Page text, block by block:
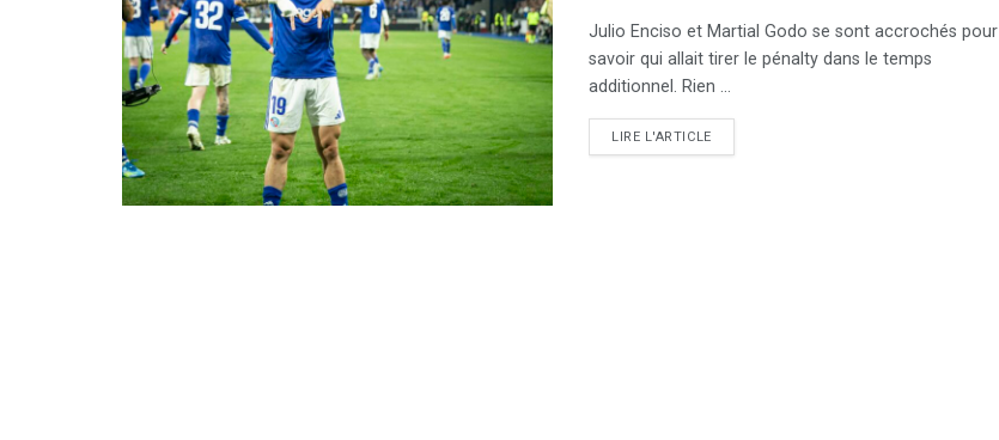
Julio Enciso et Martial Godo se sont accrochés pour
savoir qui allait tirer le pénalty dans le temps
additionnel. Rien ...
LIRE L'ARTICLEDETAILS